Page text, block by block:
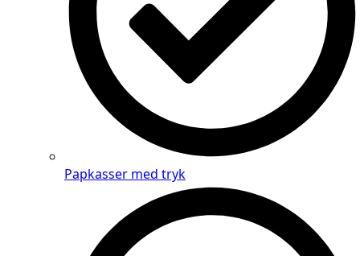
Papkasser med tryk